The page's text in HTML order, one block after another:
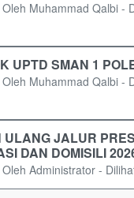
Muhammad Qalbi -
UPTD SMAN 1
Muhammad Qalbi -
ULANG JALUR
DAN DOMISILI
Administrator -